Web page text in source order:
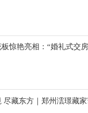
惊艳亮相：“婚礼式交
尽藏东方｜郑州澐璟藏